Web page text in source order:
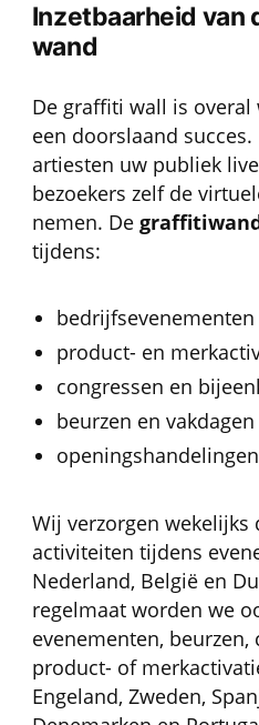
Inzetbaarheid van
wand
De graffiti wall is
een doorslaand succes.
artiesten uw publiek
bezoekers zelf de
nemen. De
tijdens:
product- en
congressen en
beurzen en vakdagen
openingshandelingen
Wij verzorgen wekelijks
activiteiten tijdens
Nederland, België en
regelmaat worden we
evenementen, beurzen,
product- of
Engeland, Zweden,